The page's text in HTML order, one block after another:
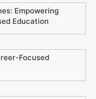
Empowering
Education
Focused